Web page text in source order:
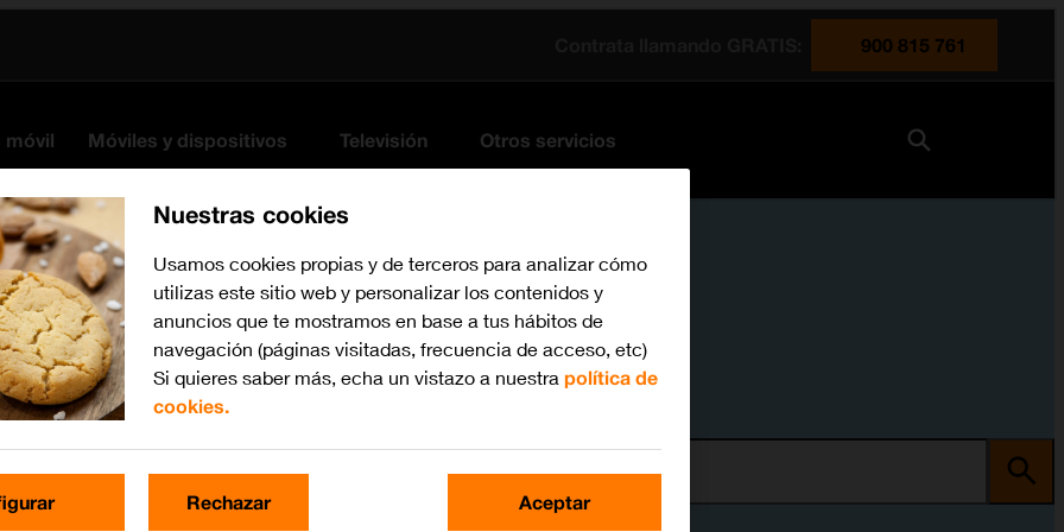
900 815 761
móvil Móviles y dispositivos Televisión Otros servicios
Busca por problema o tema
Nuestras cookies
Usamos cookies propias y de terceros para analizar cómo
utilizas este sitio web y personalizar los contenidos y
anuncios que te mostramos en base a tus hábitos de
navegación (páginas visitadas, frecuencia de acceso, etc)
Si quieres saber más, echa un vistazo a nuestra política de
cookies.
Rechazar Aceptar